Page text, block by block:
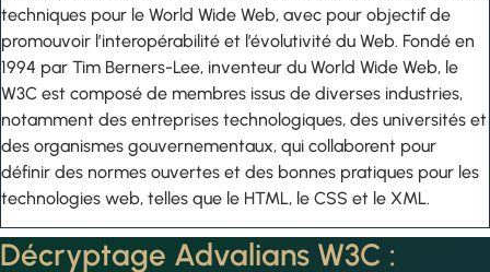
techniques pour le World Wide Web, avec pour objectif de
promouvoir l’interopérabilité et l’évolutivité du Web. Fondé en
1994 par Tim Berners-Lee, inventeur du World Wide Web, le
W3C est composé de membres issus de diverses industries,
notamment des entreprises technologiques, des universités et
des organismes gouvernementaux, qui collaborent pour
définir des normes ouvertes et des bonnes pratiques pour les
technologies web, telles que le HTML, le CSS et le XML.
Décryptage Advalians W3C :